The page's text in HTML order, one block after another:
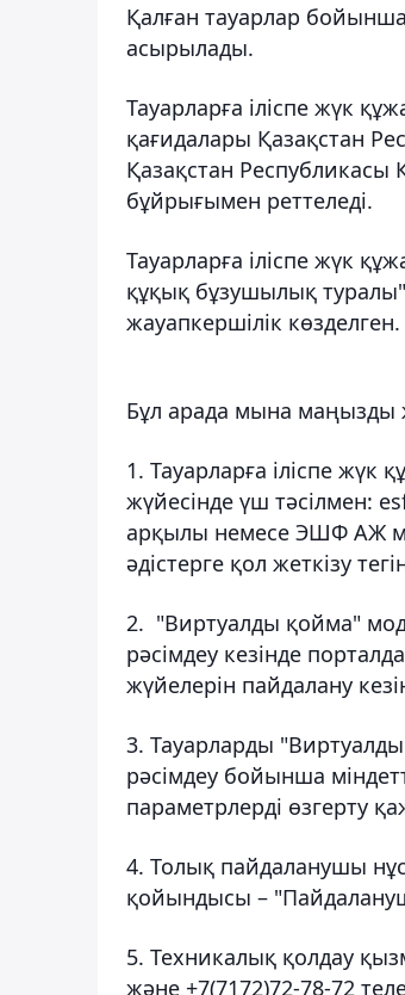
Қалған тауарлар бойынша
асырылады.
Тауарларға іліспе жүк
қағидалары Қазақстан
Қазақстан
бұйрығымен реттеледі.
Тауарларға іліспе жүк
құқық бұзушылық туралы"
жауапкершілік көзделген.
Бұл арада мына маңызды
1. Тауарларға іліспе
жүйесінде үш тәсілмен:
арқылы немесе ЭШФ АЖ
әдістерге қол жеткізу
2. "Виртуалды қойма"
рәсімдеу кезінде
жүйелерін пайдалану
3. Тауарларды "Виртуалды
рәсімдеу бойынша
параметрлерді өзгерту
4. Толық пайдаланушы
қойындысы –
5. Техникалық қолдау
және +7(7172)72-78-72